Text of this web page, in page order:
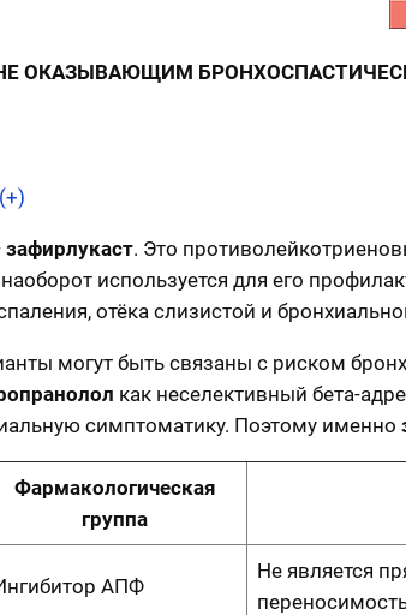
ОКАЗЫВАЮЩИМ
зафирлукаст. Это
наоборот используется для его
отёка слизистой и
могут быть связаны с риском
как неселективный бета-
симптоматику. Поэтому именно
Фармакологическая
группа
АПФ
Не является